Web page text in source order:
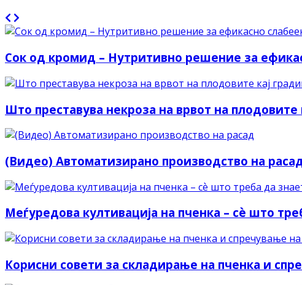
Сок од кромид – Нутритивно решение за
Што преставува некроза на врвот на плодовите
(Видео) Автоматизирано производство на
Меѓуредова култивација на пченка – сѐ што
Корисни совети за складирање на пченка и